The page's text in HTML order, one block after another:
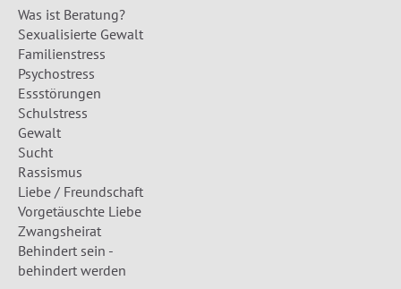
Was ist Beratung?
Sexualisierte Gewalt
Familienstress
Psychostress
Essstörungen
Schulstress
Gewalt
Sucht
Rassismus
Liebe / Freundschaft
Vorgetäuschte Liebe
Zwangsheirat
Behindert sein -
behindert werden